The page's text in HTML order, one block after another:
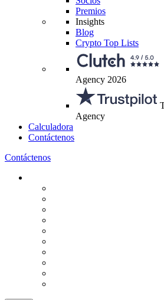
Premios
Insights
Blog
Crypto Top Lists
Agency 2026
Agency
Calculadora
Contáctenos
Contáctenos